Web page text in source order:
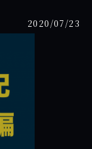
2020/07/23